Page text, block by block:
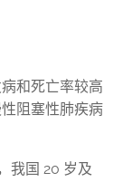
和死亡率较高
阻塞性肺疾病
我国 20 岁及